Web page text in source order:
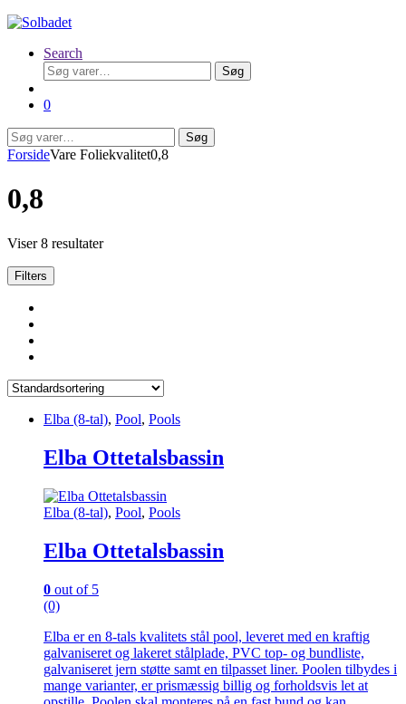
Search
Søg
efter:
Søg
0
Søg
efter:
Søg
ForsideVare Foliekvalitet0,8
0,8
Viser 8 resultater
Filters
Elba (8-tal), Pool, Pools
Elba Ottetalsbassin
Elba (8-tal), Pool, Pools
Elba Ottetalsbassin
0 out of 5
(0)
Elba er en 8-tals kvalitets stål pool, leveret med en kraftig
galvaniseret og lakeret stålplade, PVC top- og bundliste,
galvaniseret jern støtte samt en tilpasset liner. Poolen tilbydes i
mange varianter, er prismæssig billig og forholdsvis let at